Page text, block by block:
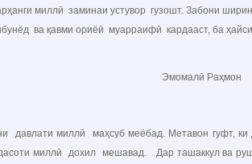
миллӣ заминаи устувор гузошт. Забони
ва қавми ориёӣ муарраифӣ кардааст, ба
Эмомалӣ Раҳмон
миллӣ маҳсуб меёбад. Метавон гуфт,
миллӣ дохил мешавад. Дар ташаккул ва